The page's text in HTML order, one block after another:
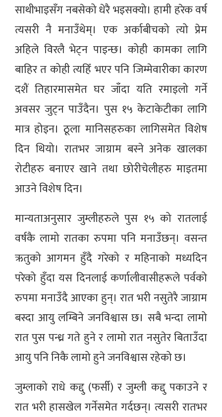
साथीभाइसँग नबसेको धेरै भइसक्यो। हामी हरेक वर्ष
त्यसरी नै मनाउँथेम्। एक अर्काबीचको त्यो प्रेम
अहिले विरलै भेट्न पाइन्छ। कोही कामका लागि
बाहिर त कोही त्यहिँ भएर पनि जिम्मेवारीका कारण
दशैं तिहारमासमेत घर जाँदा यति रमाइलो गर्ने
अवसर जुट्न पाउँदैन। पुस १५ केटाकेटीका लागि
मात्र होइन। ठूला मानिसहरुका लागिसमेत विशेष
दिन थियो। रातभर जाग्राम बस्ने अनेक खालका
रोटीहरु बनाएर खाने तथा छोरीचेलीहरु माइतमा
आउने विशेष दिन।
मान्यताअनुसार जुम्लीहरुले पुस १५ को रातलाई
वर्षकै लामो रातका रुपमा पनि मनाउँछन्। वसन्त
ऋतुको आगमन हुँदै गरेको र महिनाको मध्यदिन
परेको हुँदा यस दिनलाई कर्णालीवासीहरूले पर्वको
रुपमा मनाउँदै आएका हुन्। रात भरी नसुतेरै जाग्राम
बस्दा आयु लम्बिने जनविश्वास छ। सबै भन्दा लामो
रात पुस पन्ध्र गते हुने र लामो रात नसुतेर बिताउँदा
आयु पनि निकै लामो हुने जनविश्वास रहेको छ।
जुम्लाको राधे कद्दु (फर्सी) र जुम्ली कद्दु पकाउने र
रात भरी हासखेल गर्नेसमेत गर्दछन्। त्यसरी रातभर